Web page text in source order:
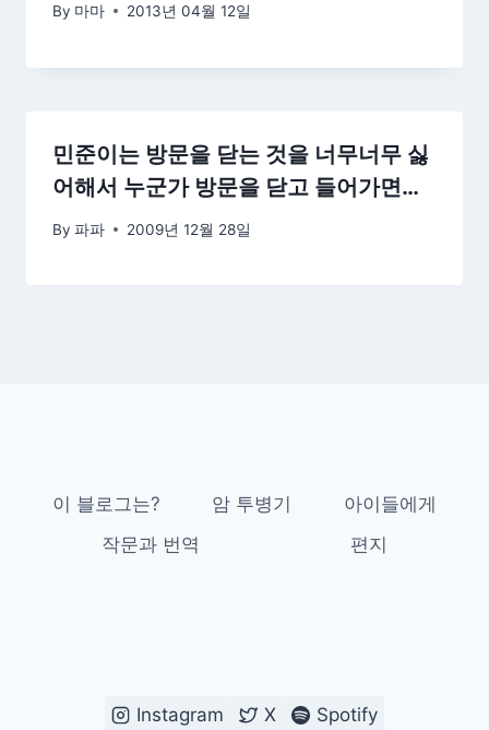
By 마마 2013년 04월 12일
민준이는 방문을 닫는 것을 너무너무 싫
어해서 누군가 방문을 닫고 들어가면…
By 파파 2009년 12월 28일
이 블로그는? 암 투병기
아이들에게
작문과 번역
편지
Instagram X Spotify